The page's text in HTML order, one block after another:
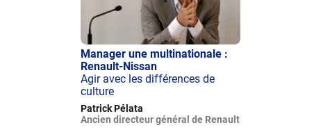
Manager une multinationale :
Renault-Nissan
Agir avec les différences de
culture
Patrick Pélata
Ancien directeur général de Renault